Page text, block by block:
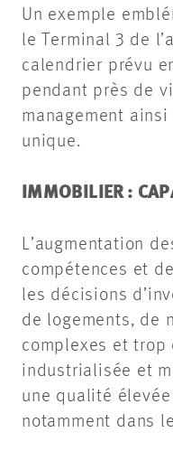
Un exemple
le Terminal 3 de
calendrier prévu
pendant près de
management
unique.
IMMOBILIER :
L’augmentation
compétences et
les décisions
de logements, de
complexes et trop
industrialisée et
une qualité
notamment dans